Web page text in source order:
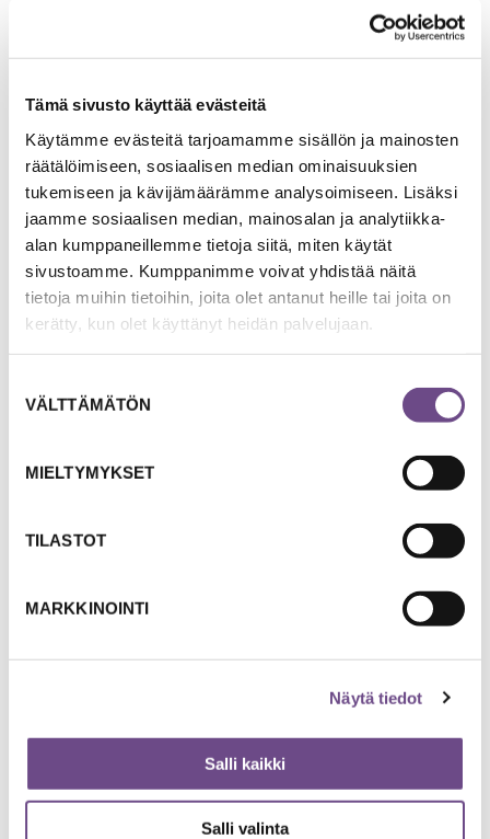
Tämä sivusto käyttää evästeitä
Käytämme evästeitä tarjoamamme sisällön ja mainosten
räätälöimiseen, sosiaalisen median ominaisuuksien
tukemiseen ja kävijämäärämme analysoimiseen. Lisäksi
jaamme sosiaalisen median, mainosalan ja analytiikka-
alan kumppaneillemme tietoja siitä, miten käytät
sivustoamme. Kumppanimme voivat yhdistää näitä
tietoja muihin tietoihin, joita olet antanut heille tai joita on
kerätty, kun olet käyttänyt heidän palvelujaan.
valinta
VÄLTTÄMÄTÖN
MIELTYMYKSET
TILASTOT
MARKKINOINTI
Näytä tiedot
Salli kaikki
Salli valinta
Kirjoita
MIELEN HYVINVOINNIN LÄHTEITÄ
Kiitollisuutta ilmassa
Huomaa asioita, joista voit olla kiitollinen. Löydätkö
jotakin joka sormelle?
MIELEN HYVINVOINNIN LÄHTEITÄ
Muistojen silta